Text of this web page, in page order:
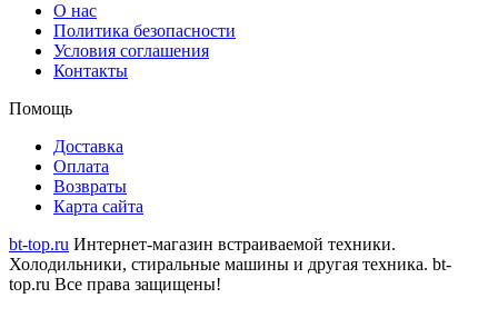
О нас
Политика безопасности
Условия соглашения
Контакты
Помощь
Доставка
Оплата
Возвраты
Карта сайта
bt-top.ru Интернет-магазин встраиваемой техники.
Холодильники, стиральные машины и другая техника. bt-
top.ru Все права защищены!